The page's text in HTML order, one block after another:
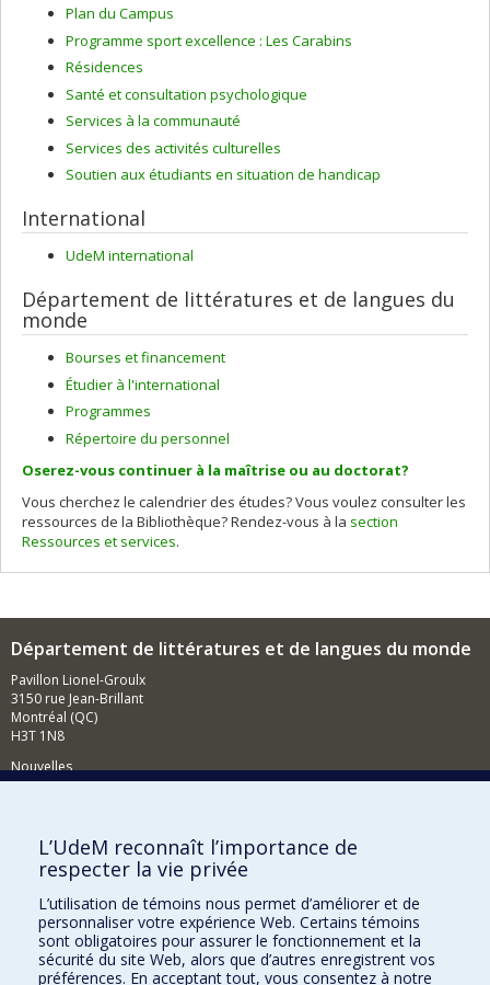
Plan du Campus
Programme sport excellence : Les Carabins
Résidences
Santé et consultation psychologique
Services à la communauté
Services des activités culturelles
Soutien aux étudiants en situation de handicap
International
UdeM international
Département de littératures et de langues du
monde
Bourses et financement
Étudier à l'international
Programmes
Répertoire du personnel
Oserez-vous continuer à la maîtrise ou au doctorat?
Vous cherchez le calendrier des études? Vous voulez consulter les
ressources de la Bibliothèque? Rendez-vous à la section
Ressources et services.
Département de littératures et de langues du monde
Pavillon Lionel-Groulx
3150 rue Jean-Brillant
Montréal (QC)
H3T 1N8
Nouvelles
Comment soutenir le Département?
BESOIN D'AIDE?
Plan du site
Signaler une erreur
Accessibilité
L’UdeM reconnaît l’importance de
respecter la vie privée
L’utilisation de témoins nous permet d’améliorer et de
personnaliser votre expérience Web. Certains témoins
sont obligatoires pour assurer le fonctionnement et la
sécurité du site Web, alors que d’autres enregistrent vos
préférences. En acceptant tout, vous consentez à notre